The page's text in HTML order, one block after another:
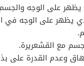
على الوجه
يظهر على الوجه في
مع القشعريرة.
وعدم القدرة على